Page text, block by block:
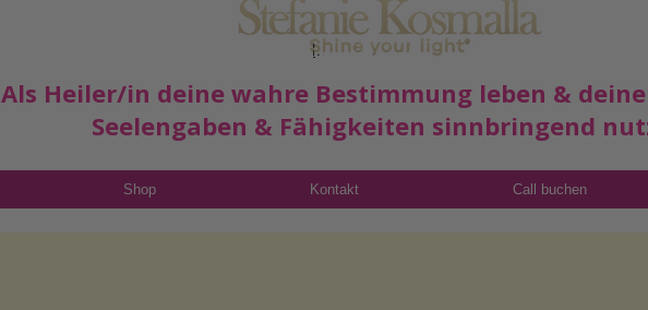
Read More
Als Heiler/in deine wahre Bestimmung leben &
Seelengaben & Fähigkeiten sinnbringend
Shop Kontakt Call buchen